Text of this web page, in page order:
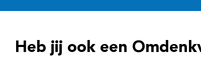
Heb jij ook een